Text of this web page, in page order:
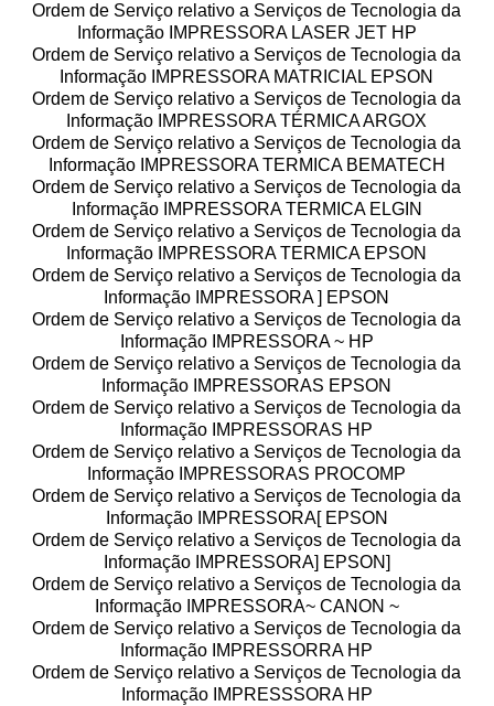
Ordem de Serviço relativo a Serviços de Tecnologia da
Informação IMPRESSORA LASER JET HP
Ordem de Serviço relativo a Serviços de Tecnologia da
Informação IMPRESSORA MATRICIAL EPSON
Ordem de Serviço relativo a Serviços de Tecnologia da
Informação IMPRESSORA TÉRMICA ARGOX
Ordem de Serviço relativo a Serviços de Tecnologia da
Informação IMPRESSORA TERMICA BEMATECH
Ordem de Serviço relativo a Serviços de Tecnologia da
Informação IMPRESSORA TERMICA ELGIN
Ordem de Serviço relativo a Serviços de Tecnologia da
Informação IMPRESSORA TERMICA EPSON
Ordem de Serviço relativo a Serviços de Tecnologia da
Informação IMPRESSORA ] EPSON
Ordem de Serviço relativo a Serviços de Tecnologia da
Informação IMPRESSORA ~ HP
Ordem de Serviço relativo a Serviços de Tecnologia da
Informação IMPRESSORAS EPSON
Ordem de Serviço relativo a Serviços de Tecnologia da
Informação IMPRESSORAS HP
Ordem de Serviço relativo a Serviços de Tecnologia da
Informação IMPRESSORAS PROCOMP
Ordem de Serviço relativo a Serviços de Tecnologia da
Informação IMPRESSORA[ EPSON
Ordem de Serviço relativo a Serviços de Tecnologia da
Informação IMPRESSORA] EPSON]
Ordem de Serviço relativo a Serviços de Tecnologia da
Informação IMPRESSORA~ CANON ~
Ordem de Serviço relativo a Serviços de Tecnologia da
Informação IMPRESSORRA HP
Ordem de Serviço relativo a Serviços de Tecnologia da
Informação IMPRESSSORA HP